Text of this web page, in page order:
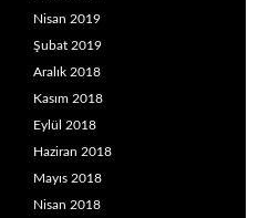
Nisan 2019
Şubat 2019
Aralık 2018
Kasım 2018
Eylül 2018
Haziran 2018
Mayıs 2018
Nisan 2018